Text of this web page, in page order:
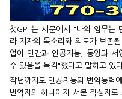
챗GPT는 서문에서 "나의 임무는
라 저자의 목소리와 의도가 보존
업이 인간과 인공지능, 동양과
수 있음을 목격"했다고 말하고 있
작년까지도 인공지능의 번역능력
번역자의 하나이자 서문 작성자